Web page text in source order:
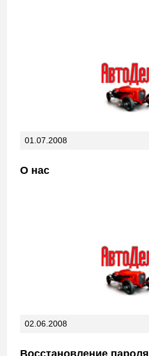
01.07.2008
О нас
02.06.2008
Восстановление пароля